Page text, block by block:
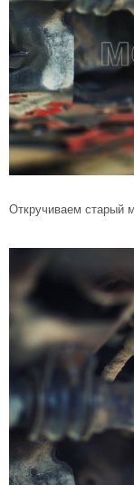
Откручиваем старый